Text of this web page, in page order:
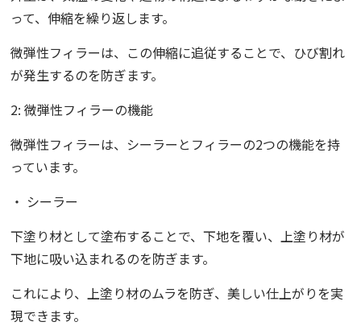
って、伸縮を繰り返します。
微弾性フィラーは、この伸縮に追従することで、ひび割れ
が発生するのを防ぎます。
2: 微弾性フィラーの機能
微弾性フィラーは、シーラーとフィラーの2つの機能を持
っています。
・ シーラー
下塗り材として塗布することで、下地を覆い、上塗り材が
下地に吸い込まれるのを防ぎます。
これにより、上塗り材のムラを防ぎ、美しい仕上がりを実
現できます。